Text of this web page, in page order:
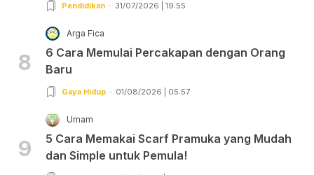
Pendidikan 31/07/2026 | 19:55
8
Arga Fica
6 Cara Memulai Percakapan dengan Orang
Baru
Gaya Hidup 01/08/2026 | 05:57
9
Umam
5 Cara Memakai Scarf Pramuka yang Mudah
dan Simple untuk Pemula!